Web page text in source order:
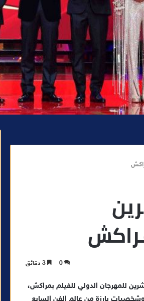
0
للمهرجان الدولي للفيلم بمراكش،